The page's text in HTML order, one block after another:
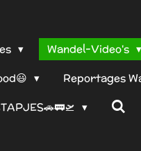
Wandel-Video's
Reportages